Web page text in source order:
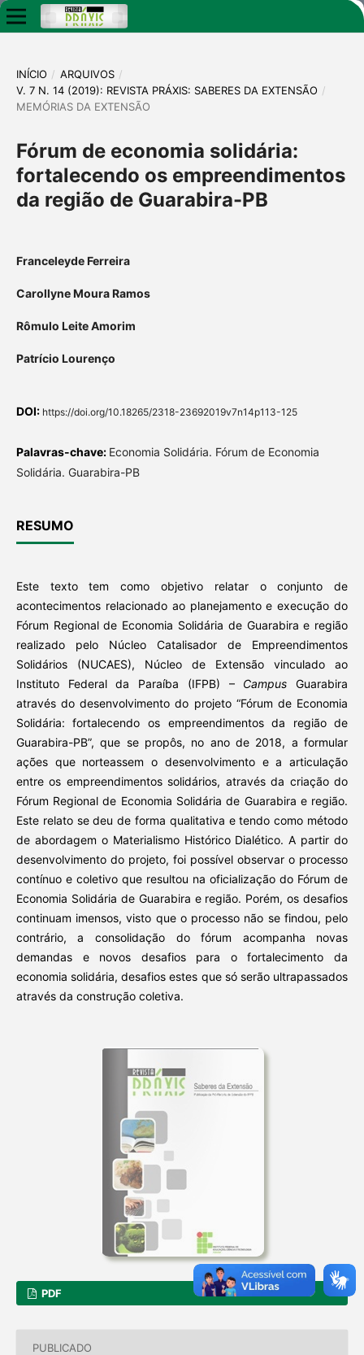
INÍCIO / ARQUIVOS /
V. 7 N. 14 (2019): REVISTA PRÁXIS: SABERES DA EXTENSÃO /
MEMÓRIAS DA EXTENSÃO
Fórum de economia solidária:
fortalecendo os empreendimentos
da região de Guarabira-PB
Franceleyde Ferreira
Carollyne Moura Ramos
Rômulo Leite Amorim
Patrício Lourenço
DOI: https://doi.org/10.18265/2318-23692019v7n14p113-125
Palavras-chave: Economia Solidária. Fórum de Economia
Solidária. Guarabira-PB
RESUMO
Este texto tem como objetivo relatar o conjunto de
acontecimentos relacionado ao planejamento e execução do
Fórum Regional de Economia Solidária de Guarabira e região
realizado pelo Núcleo Catalisador de Empreendimentos
Solidários (NUCAES), Núcleo de Extensão vinculado ao
Instituto Federal da Paraíba (IFPB) – Campus Guarabira
através do desenvolvimento do projeto “Fórum de Economia
Solidária: fortalecendo os empreendimentos da região de
Guarabira-PB”, que se propôs, no ano de 2018, a formular
ações que norteassem o desenvolvimento e a articulação
entre os empreendimentos solidários, através da criação do
Fórum Regional de Economia Solidária de Guarabira e região.
Este relato se deu de forma qualitativa e tendo como método
de abordagem o Materialismo Histórico Dialético. A partir do
desenvolvimento do projeto, foi possível observar o processo
contínuo e coletivo que resultou na oficialização do Fórum de
Economia Solidária de Guarabira e região. Porém, os desafios
continuam imensos, visto que o processo não se findou, pelo
contrário, a consolidação do fórum acompanha novas
demandas e novos desafios para o fortalecimento da
economia solidária, desafios estes que só serão ultrapassados
através da construção coletiva.
PDF
PUBLICADO